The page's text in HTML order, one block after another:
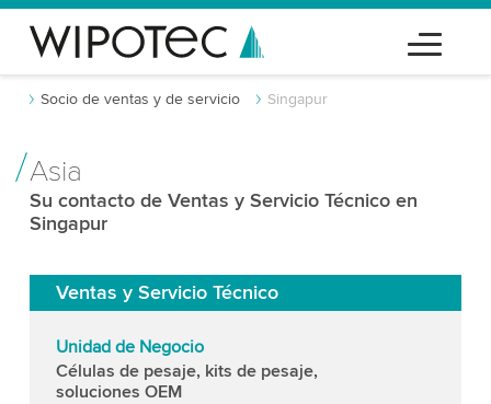
Socio de ventas y de servicio Singapur
Asia
Su contacto de Ventas y Servicio Técnico en
Singapur
Ventas y Servicio Técnico
Unidad de Negocio
Células de pesaje, kits de pesaje,
soluciones OEM